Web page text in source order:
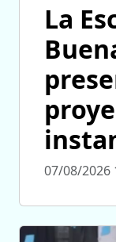
La
07/08/2026